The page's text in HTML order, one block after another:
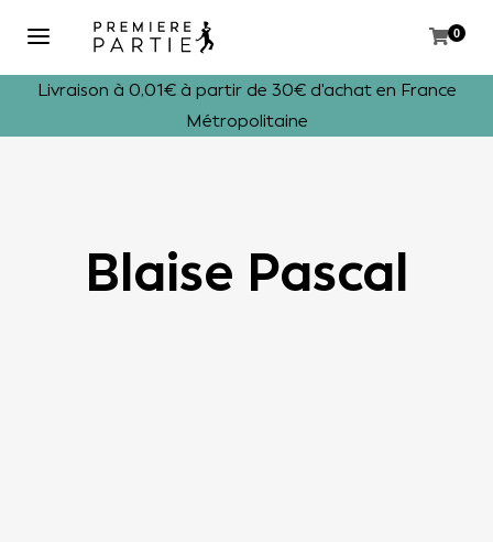
0
Livraison à 0,01€ à partir de 30€ d'achat en France
Métropolitaine
Blaise Pascal